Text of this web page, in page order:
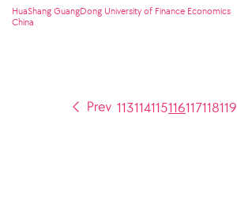
HuaShang GuangDong University of Finance Economics
China
113114115116117118119